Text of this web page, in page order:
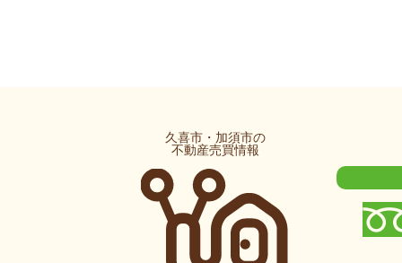
久喜市・加須市の
不動産売買情報